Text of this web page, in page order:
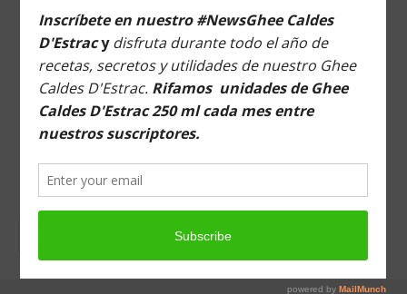
Buscar en esta web